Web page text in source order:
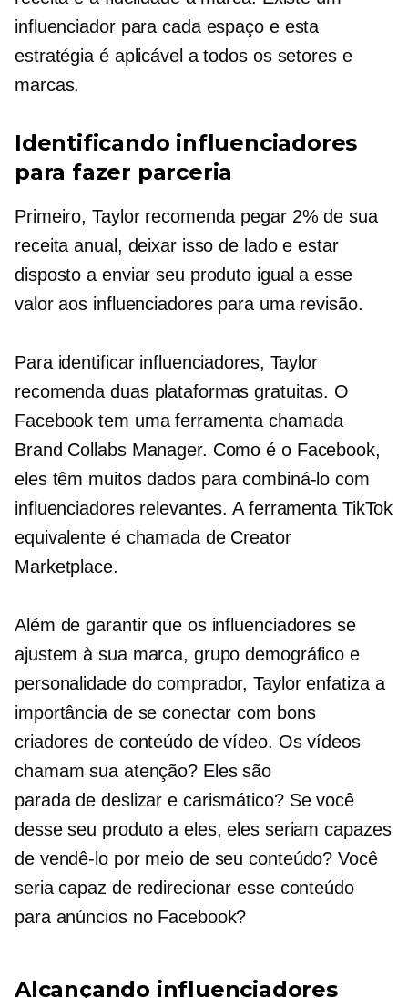
influenciador para cada espaço e esta
estratégia é aplicável a todos os setores e
marcas.
Identificando influenciadores
para fazer parceria
Primeiro, Taylor recomenda pegar 2% de sua
receita anual, deixar isso de lado e estar
disposto a enviar seu produto igual a esse
valor aos influenciadores para uma revisão.
Para identificar influenciadores, Taylor
recomenda duas plataformas gratuitas. O
Facebook tem uma ferramenta chamada
Brand Collabs Manager. Como é o Facebook,
eles têm muitos dados para combiná-lo com
influenciadores relevantes. A ferramenta TikTok
equivalente é chamada de Creator
Marketplace.
Além de garantir que os influenciadores se
ajustem à sua marca, grupo demográfico e
personalidade do comprador, Taylor enfatiza a
importância de se conectar com bons
criadores de conteúdo de vídeo. Os vídeos
chamam sua atenção? Eles são
parada de deslizar e carismático? Se você
desse seu produto a eles, eles seriam capazes
de vendê-lo por meio de seu conteúdo? Você
seria capaz de redirecionar esse conteúdo
para anúncios no Facebook?
Alcançando influenciadores